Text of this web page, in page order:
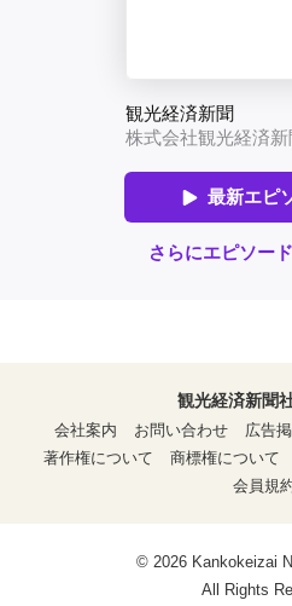
観光経済新聞
会社案内
お問い合わせ 広告
著作権について
商標権について
会員規
© 2026 Kankokeizai
All Rights